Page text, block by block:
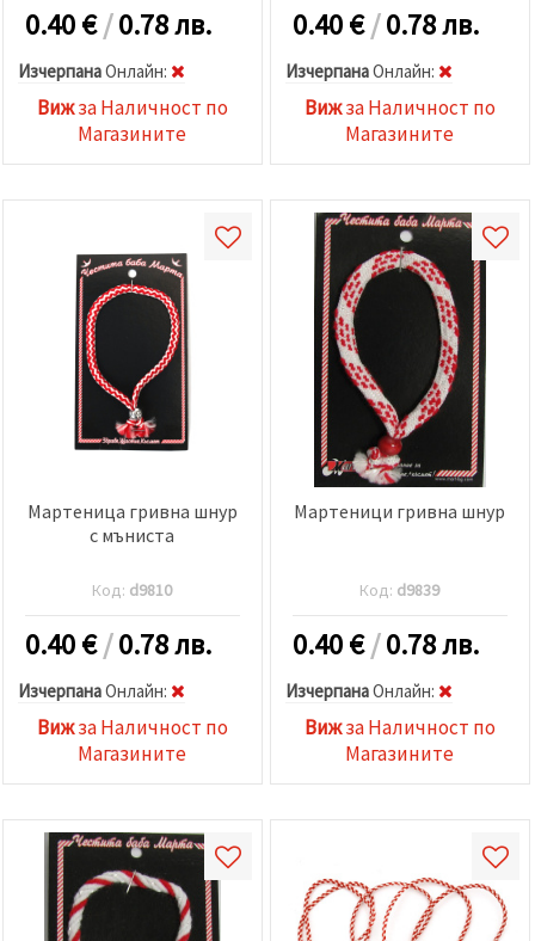
0.40€/0.78 лв.
ИзчерпанаOнлайн:
Вижза Наличност по
Магазините
0.40€/0.78 лв.
ИзчерпанаOнлайн:
Вижза Наличност по
Магазините
Мартеница гривна шнур
с мъниста
Код: d9810
0.40€/0.78 лв.
ИзчерпанаOнлайн:
Вижза Наличност по
Магазините
Мартеници гривна шнур
Код: d9839
0.40€/0.78 лв.
ИзчерпанаOнлайн:
Вижза Наличност по
Магазините